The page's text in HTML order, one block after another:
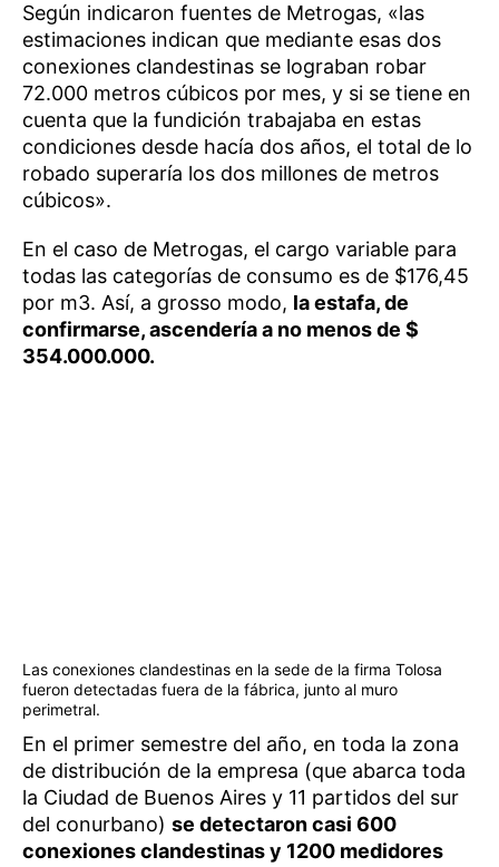
Según indicaron fuentes de Metrogas, «las
estimaciones indican que mediante esas dos
conexiones clandestinas se lograban robar
72.000 metros cúbicos por mes, y si se tiene en
cuenta que la fundición trabajaba en estas
condiciones desde hacía dos años, el total de lo
robado superaría los dos millones de metros
cúbicos».
En el caso de Metrogas, el cargo variable para
todas las categorías de consumo es de $176,45
por m3. Así, a grosso modo, la estafa, de
confirmarse, ascendería a no menos de $
354.000.000.
Las conexiones clandestinas en la sede de la firma Tolosa
fueron detectadas fuera de la fábrica, junto al muro
perimetral.
En el primer semestre del año, en toda la zona
de distribución de la empresa (que abarca toda
la Ciudad de Buenos Aires y 11 partidos del sur
del conurbano) se detectaron casi 600
conexiones clandestinas y 1200 medidores